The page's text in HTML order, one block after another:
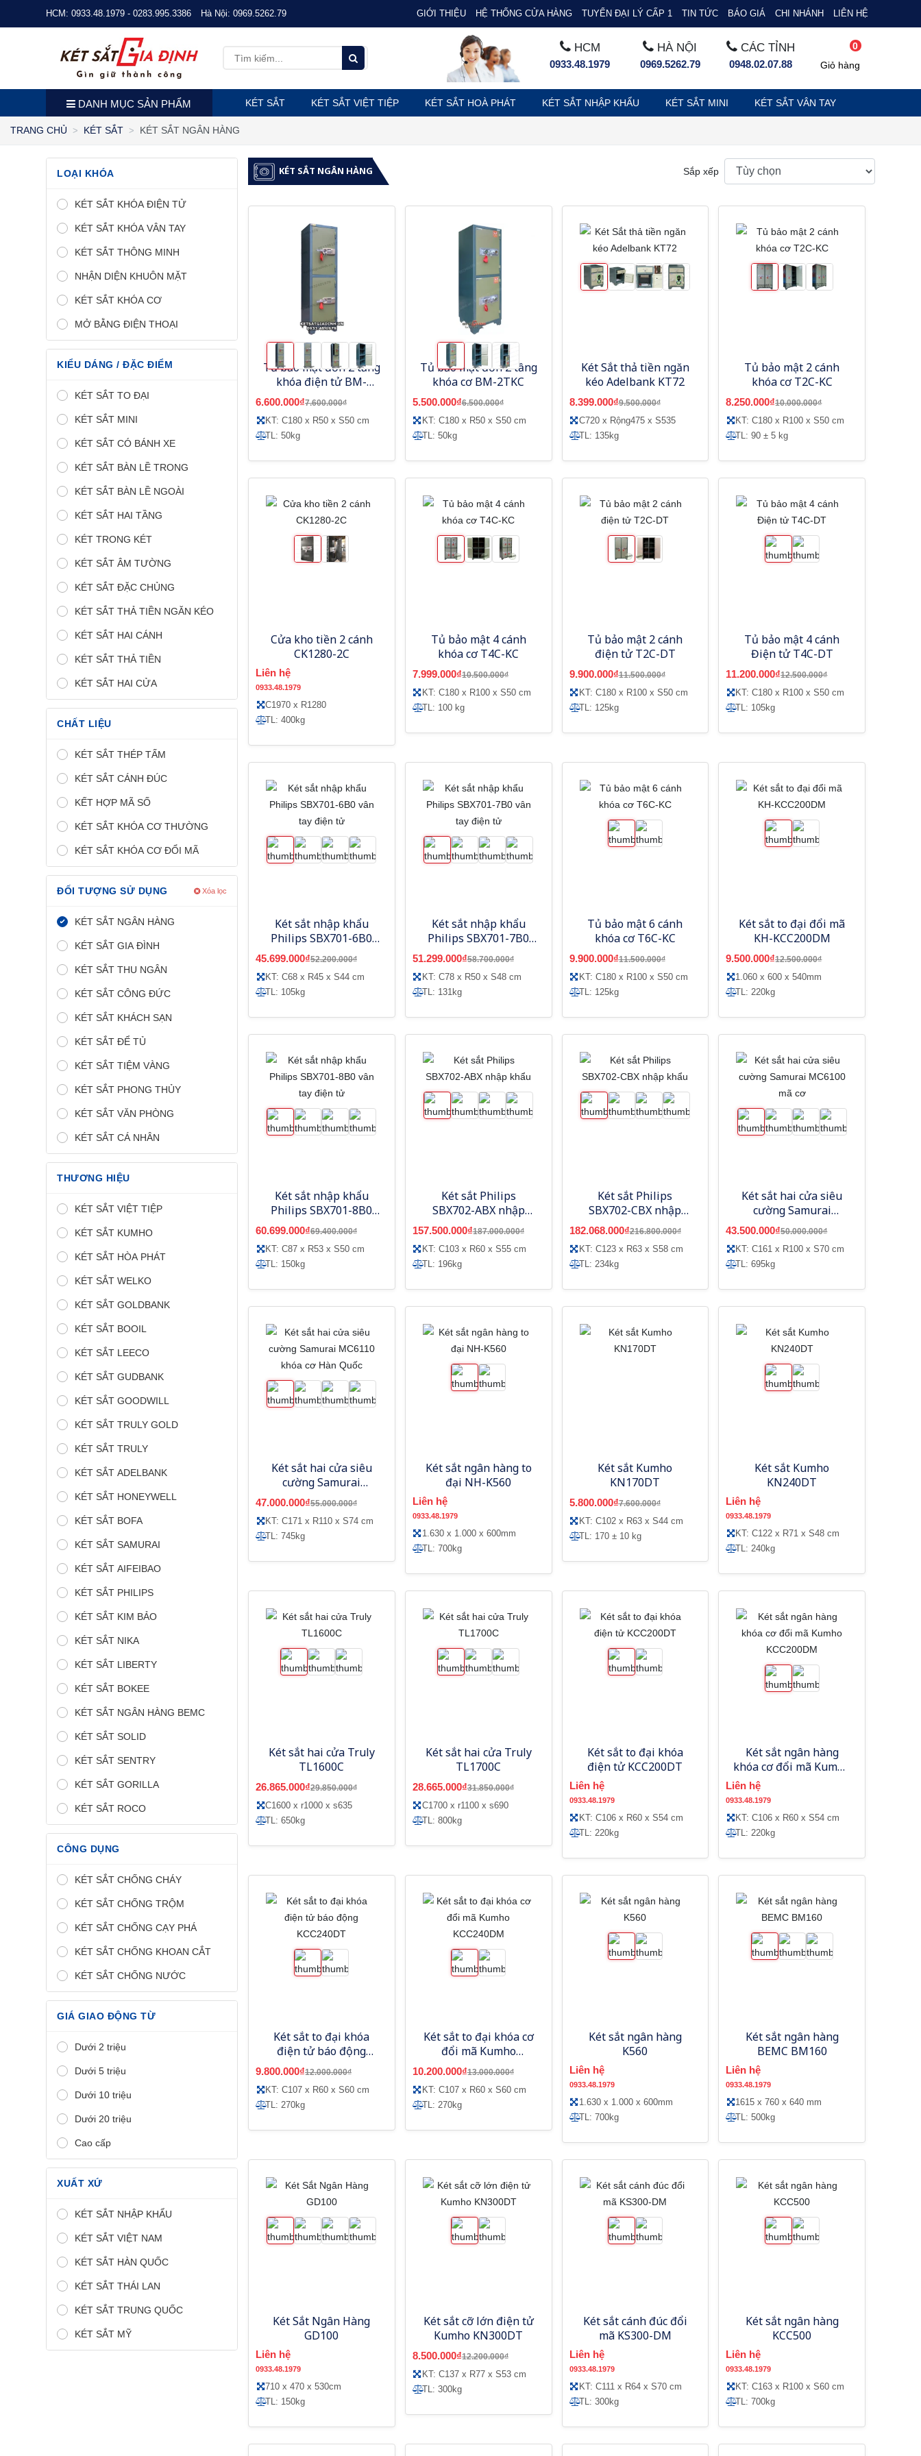
HCM: 0933.48.1979 - 0283.995.3386 Hà Nội: 0969.5262.79 GIỚI THIỆU HỆ THỐNG CỬA HÀNG TUYỂN ĐẠI LÝ CẤP 1 TIN TỨC BÁO GIÁ CHI NHÁNH LIÊN HỆ
HCM
0933.48.1979
HÀ NỘI
0969.5262.79
CÁC TỈNH
0948.02.07.88
0
Giỏ hàng
DANH MỤC SẢN PHẨM KÉT SẮT KÉT SẮT VIỆT TIỆP KÉT SẮT HOÀ PHÁT KÉT SẮT NHẬP KHẨU KÉT SẮT MINI KÉT SẮT VÂN TAY
TRANG CHỦ KÉT SẮT KÉT SẮT NGÂN HÀNG
LOẠI KHÓA
KÉT SẮT KHÓA ĐIỆN TỬ
KÉT SẮT KHÓA VÂN TAY
KÉT SẮT THÔNG MINH
NHẬN DIỆN KHUÔN MẶT
KÉT SẮT KHÓA CƠ
MỞ BẰNG ĐIỆN THOẠI
KIỂU DÁNG / ĐẶC ĐIỂM
KÉT SẮT TO ĐẠI
KÉT SẮT MINI
KÉT SẮT CÓ BÁNH XE
KÉT SẮT BÀN LỀ TRONG
KÉT SẮT BÀN LỀ NGOÀI
KÉT SẮT HAI TẦNG
KÉT TRONG KÉT
KÉT SẮT ÂM TƯỜNG
KÉT SẮT ĐẶC CHỦNG
KÉT SẮT THẢ TIỀN NGĂN KÉO
KÉT SẮT HAI CÁNH
KÉT SẮT THẢ TIỀN
KÉT SẮT HAI CỬA
CHẤT LIỆU
KÉT SẮT THÉP TẤM
KÉT SẮT CÁNH ĐÚC
KẾT HỢP MÃ SỐ
KÉT SẮT KHÓA CƠ THƯỜNG
KÉT SẮT KHÓA CƠ ĐỔI MÃ
ĐỐI TƯỢNG SỬ DỤNG Xóa lọc
KÉT SẮT NGÂN HÀNG
KÉT SẮT GIA ĐÌNH
KÉT SẮT THU NGÂN
KÉT SẮT CÔNG ĐỨC
KÉT SẮT KHÁCH SẠN
KÉT SẮT ĐỂ TỦ
KÉT SẮT TIỆM VÀNG
KÉT SẮT PHONG THỦY
KÉT SẮT VĂN PHÒNG
KÉT SẮT CÁ NHÂN
THƯƠNG HIỆU
KÉT SẮT VIỆT TIỆP
KÉT SẮT KUMHO
KÉT SẮT HÒA PHÁT
KÉT SẮT WELKO
KÉT SẮT GOLDBANK
KÉT SẮT BOOIL
KÉT SẮT LEECO
KÉT SẮT GUDBANK
KÉT SẮT GOODWILL
KÉT SẮT TRULY GOLD
KÉT SẮT TRULY
KÉT SẮT ADELBANK
KÉT SẮT HONEYWELL
KÉT SẮT BOFA
KÉT SẮT SAMURAI
KÉT SẮT AIFEIBAO
KÉT SẮT PHILIPS
KÉT SẮT KIM BẢO
KÉT SẮT NIKA
KÉT SẮT LIBERTY
KÉT SẮT BOKEE
KÉT SẮT NGÂN HÀNG BEMC
KÉT SẮT SOLID
KÉT SẮT SENTRY
KÉT SẮT GORILLA
KÉT SẮT ROCO
CÔNG DỤNG
KÉT SẮT CHỐNG CHÁY
KÉT SẮT CHỐNG TRỘM
KÉT SẮT CHỐNG CẠY PHÁ
KÉT SẮT CHỐNG KHOAN CẮT
KÉT SẮT CHỐNG NƯỚC
GIÁ GIAO ĐỘNG TỪ
Dưới 2 triệu
Dưới 5 triệu
Dưới 10 triệu
Dưới 20 triệu
Cao cấp
XUẤT XỨ
KÉT SẮT NHẬP KHẨU
KÉT SẮT VIỆT NAM
KÉT SẮT HÀN QUỐC
KÉT SẮT THÁI LAN
KÉT SẮT TRUNG QUỐC
KÉT SẮT MỸ
KÉT SẮT NGÂN HÀNG Sắp xếp
Tủ bảo mật đơn 2 tầng
khóa điện tử BM-
2TKDT
6.600.000₫7.600.000₫
KT: C180 x R50 x S50 cm
TL: 50kg
Tủ bảo mật đơn 2 tầng
khóa cơ BM-2TKC
5.500.000₫6.500.000₫
KT: C180 x R50 x S50 cm
TL: 50kg
Két Sắt thả tiền ngăn
kéo Adelbank KT72
8.399.000₫9.500.000₫
C720 x Rộng475 x S535
TL: 135kg
Tủ bảo mật 2 cánh
khóa cơ T2C-KC
8.250.000₫10.000.000₫
KT: C180 x R100 x S50 cm
TL: 90 ± 5 kg
Cửa kho tiền 2 cánh
CK1280-2C
Liên hệ
0933.48.1979
C1970 x R1280
TL: 400kg
Tủ bảo mật 4 cánh
khóa cơ T4C-KC
7.999.000₫10.500.000₫
KT: C180 x R100 x S50 cm
TL: 100 kg
Tủ bảo mật 2 cánh
điện tử T2C-DT
9.900.000₫11.500.000₫
KT: C180 x R100 x S50 cm
TL: 125kg
Tủ bảo mật 4 cánh
Điện tử T4C-DT
11.200.000₫12.500.000₫
KT: C180 x R100 x S50 cm
TL: 105kg
Két sắt nhập khẩu
Philips SBX701-6B0
vân tay điện tử
45.699.000₫52.200.000₫
KT: C68 x R45 x S44 cm
TL: 105kg
Két sắt nhập khẩu
Philips SBX701-7B0
vân tay điện tử
51.299.000₫58.700.000₫
KT: C78 x R50 x S48 cm
TL: 131kg
Tủ bảo mật 6 cánh
khóa cơ T6C-KC
9.900.000₫11.500.000₫
KT: C180 x R100 x S50 cm
TL: 125kg
Két sắt to đại đổi mã
KH-KCC200DM
9.500.000₫12.500.000₫
1.060 x 600 x 540mm
TL: 220kg
Két sắt nhập khẩu
Philips SBX701-8B0
vân tay điện tử
60.699.000₫69.400.000₫
KT: C87 x R53 x S50 cm
TL: 150kg
Két sắt Philips
SBX702-ABX nhập
khẩu
157.500.000₫187.000.000₫
KT: C103 x R60 x S55 cm
TL: 196kg
Két sắt Philips
SBX702-CBX nhập
khẩu
182.068.000₫216.800.000₫
KT: C123 x R63 x S58 cm
TL: 234kg
Két sắt hai cửa siêu
cường Samurai
MC6100 mã cơ
43.500.000₫50.000.000₫
KT: C161 x R100 x S70 cm
TL: 695kg
Két sắt hai cửa siêu
cường Samurai
MC6110 khóa cơ Hàn
Quốc
47.000.000₫55.000.000₫
KT: C171 x R110 x S74 cm
TL: 745kg
Két sắt ngân hàng to
đại NH-K560
Liên hệ
0933.48.1979
1.630 x 1.000 x 600mm
TL: 700kg
Két sắt Kumho
KN170DT
5.800.000₫7.600.000₫
KT: C102 x R63 x S44 cm
TL: 170 ± 10 kg
Két sắt Kumho
KN240DT
Liên hệ
0933.48.1979
KT: C122 x R71 x S48 cm
TL: 240kg
Két sắt hai cửa Truly
TL1600C
26.865.000₫29.850.000₫
C1600 x r1000 x s635
TL: 650kg
Két sắt hai cửa Truly
TL1700C
28.665.000₫31.850.000₫
C1700 x r1100 x s690
TL: 800kg
Két sắt to đại khóa
điện tử KCC200DT
Liên hệ
0933.48.1979
KT: C106 x R60 x S54 cm
TL: 220kg
Két sắt ngân hàng
khóa cơ đổi mã Kumho
Liên hệ
0933.48.1979
KT: C106 x R60 x S54 cm
TL: 220kg
Két sắt to đại khóa
điện tử báo động
KCC240DT
9.800.000₫12.000.000₫
KT: C107 x R60 x S60 cm
TL: 270kg
Két sắt to đại khóa cơ
đổi mã Kumho
KCC240DM
10.200.000₫13.000.000₫
KT: C107 x R60 x S60 cm
TL: 270kg
Két sắt ngân hàng
K560
Liên hệ
0933.48.1979
1.630 x 1.000 x 600mm
TL: 700kg
Két sắt ngân hàng
BEMC BM160
Liên hệ
0933.48.1979
1615 x 760 x 640 mm
TL: 500kg
Két Sắt Ngân Hàng
GD100
Liên hệ
0933.48.1979
710 x 470 x 530cm
TL: 150kg
Két sắt cỡ lớn điện tử
Kumho KN300DT
8.500.000₫12.200.000₫
KT: C137 x R77 x S53 cm
TL: 300kg
Két sắt cánh đúc đổi
mã KS300-DM
Liên hệ
0933.48.1979
KT: C111 x R64 x S70 cm
TL: 300kg
Két sắt ngân hàng
KCC500
Liên hệ
0933.48.1979
KT: C163 x R100 x S60 cm
TL: 700kg